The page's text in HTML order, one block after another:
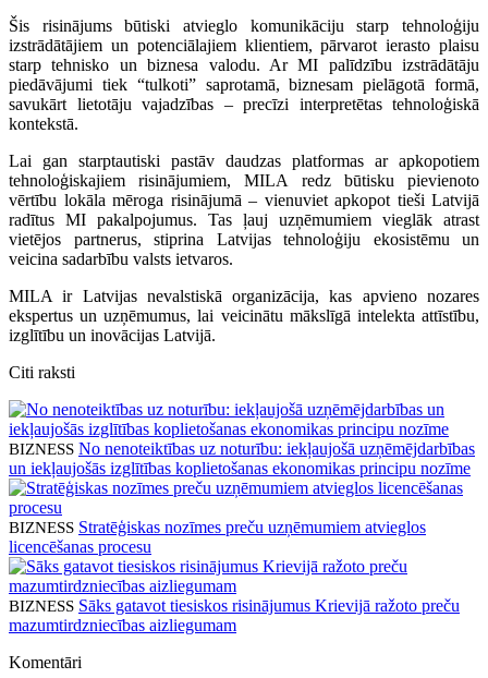
Šis risinājums būtiski atvieglo komunikāciju starp tehnoloģiju
izstrādātājiem un potenciālajiem klientiem, pārvarot ierasto plaisu
starp tehnisko un biznesa valodu. Ar MI palīdzību izstrādātāju
piedāvājumi tiek “tulkoti” saprotamā, biznesam pielāgotā formā,
savukārt lietotāju vajadzības – precīzi interpretētas tehnoloģiskā
kontekstā.
Lai gan starptautiski pastāv daudzas platformas ar apkopotiem
tehnoloģiskajiem risinājumiem, MILA redz būtisku pievienoto
vērtību lokāla mēroga risinājumā – vienuviet apkopot tieši Latvijā
radītus MI pakalpojumus. Tas ļauj uzņēmumiem vieglāk atrast
vietējos partnerus, stiprina Latvijas tehnoloģiju ekosistēmu un
veicina sadarbību valsts ietvaros.
MILA ir Latvijas nevalstiskā organizācija, kas apvieno nozares
ekspertus un uzņēmumus, lai veicinātu mākslīgā intelekta attīstību,
izglītību un inovācijas Latvijā.
Citi raksti
BIZNESS No nenoteiktības uz noturību: iekļaujošā uzņēmējdarbības
un iekļaujošās izglītības koplietošanas ekonomikas principu nozīme
BIZNESS Stratēģiskas nozīmes preču uzņēmumiem atvieglos
licencēšanas procesu
BIZNESS Sāks gatavot tiesiskos risinājumus Krievijā ražoto preču
mazumtirdzniecības aizliegumam
Komentāri